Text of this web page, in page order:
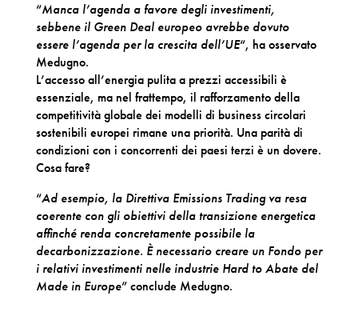
“Manca l’agenda a favore degli investimenti,
sebbene il Green Deal europeo avrebbe dovuto
essere l’agenda per la crescita dell’UE“, ha osservato
Medugno.
L’accesso all’energia pulita a prezzi accessibili è
essenziale, ma nel frattempo, il rafforzamento della
competitività globale dei modelli di business circolari
sostenibili europei rimane una priorità. Una parità di
condizioni con i concorrenti dei paesi terzi è un dovere.
Cosa fare?
“Ad esempio, la Direttiva Emissions Trading va resa
coerente con gli obiettivi della transizione energetica
affinché renda concretamente possibile la
decarbonizzazione. È necessario creare un Fondo per
i relativi investimenti nelle industrie Hard to Abate del
Made in Europe” conclude Medugno.